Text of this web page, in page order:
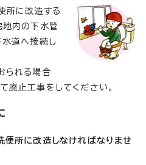
所に改造する
地内の下水管
水道へ接続し
られる場合
廃止工事をしてください。
便所に改造しなければなりませ